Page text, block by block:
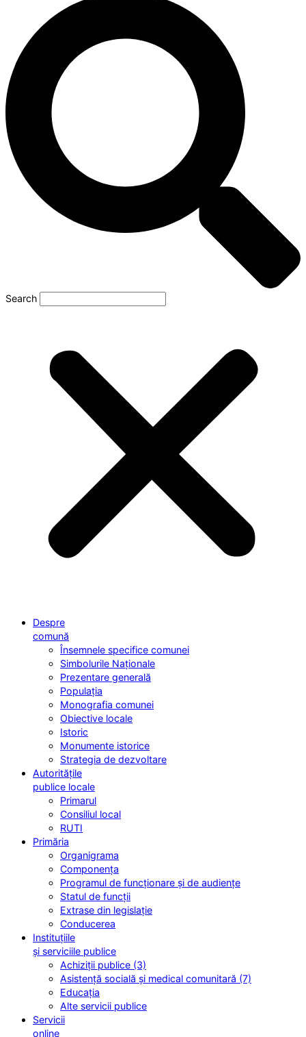
Search
Despre
comună
Însemnele specifice comunei
Simbolurile Naționale
Prezentare generală
Populația
Monografia comunei
Obiective locale
Istoric
Monumente istorice
Strategia de dezvoltare
Autoritățile
publice locale
Primarul
Consiliul local
RUTI
Primăria
Organigrama
Componența
Programul de funcționare și de audiențe
Statul de funcții
Extrase din legislație
Conducerea
Instituțiile
și serviciile publice
Achiziții publice (3)
Asistență socială și medical comunitară (7)
Educația
Alte servicii publice
Servicii
online